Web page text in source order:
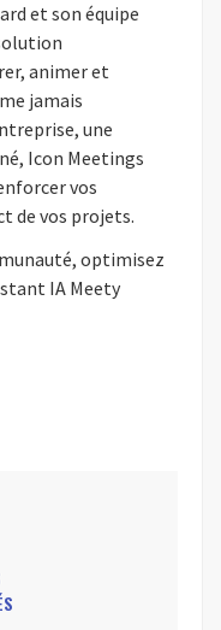
et son équipe
animer et
jamais
une
Icon Meetings
vos
de vos projets.
optimisez
IA Meety